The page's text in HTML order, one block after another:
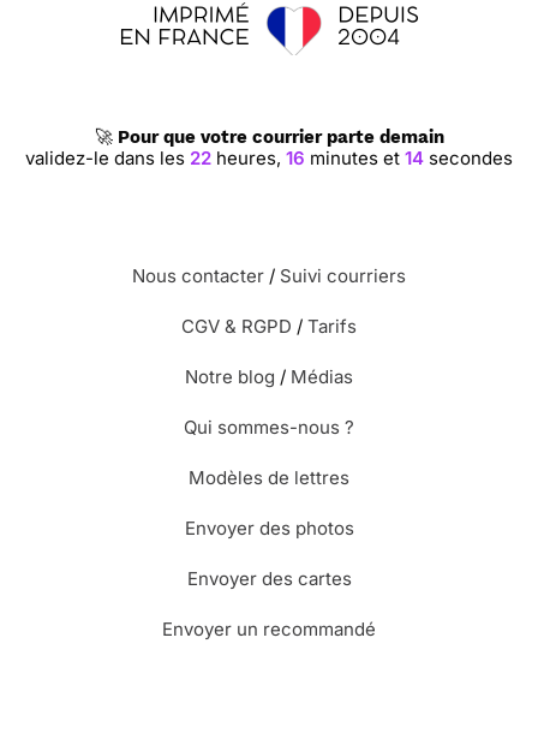
🚀 Pour que votre courrier parte demain
validez-le dans les 22 heures, 16 minutes et 13 secondes
Nous contacter / Suivi courriers
CGV & RGPD / Tarifs
Notre blog / Médias
Qui sommes-nous ?
Modèles de lettres
Envoyer des photos
Envoyer des cartes
Envoyer un recommandé